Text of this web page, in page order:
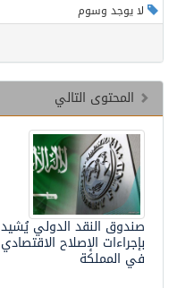
لا يوجد وسوم
المحتوى التالي
صندوق النقد الدولي يُشيد
بإجراءات الإصلاح الاقتصادي
في المملكة